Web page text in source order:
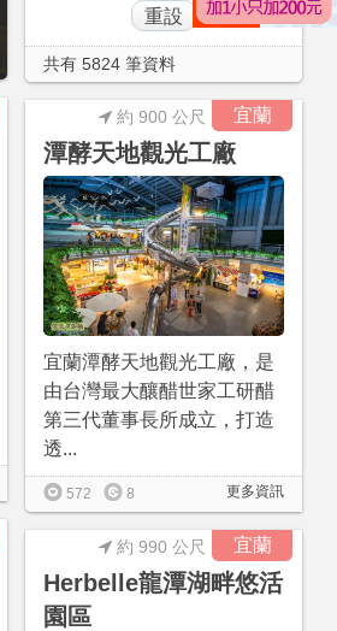
贈九族文化村門票2張(總價
大2幼(115公分以下)1泊1食
共有 5824 筆資料
宜蘭
潭酵天地觀光工廠
約 900 公尺
宜蘭潭酵天地觀光工廠，是
由台灣最大釀醋世家工研醋
第三代董事長所成立，打造
透...
更多資訊
572 8
宜蘭
Herbelle龍潭湖畔悠活
園區
約 990 公尺